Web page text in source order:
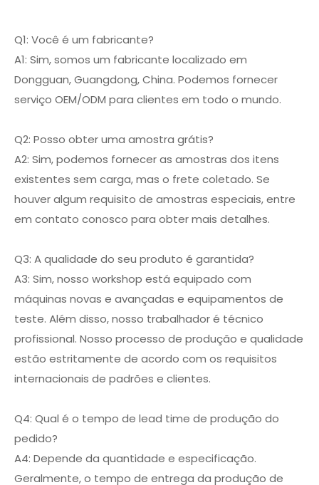
Q1: Você é um fabricante?
A1: Sim, somos um fabricante localizado em
Dongguan, Guangdong, China. Podemos fornecer
serviço OEM/ODM para clientes em todo o mundo.
Q2: Posso obter uma amostra grátis?
A2: Sim, podemos fornecer as amostras dos itens
existentes sem carga, mas o frete coletado. Se
houver algum requisito de amostras especiais, entre
em contato conosco para obter mais detalhes.
Q3: A qualidade do seu produto é garantida?
A3: Sim, nosso workshop está equipado com
máquinas novas e avançadas e equipamentos de
teste. Além disso, nosso trabalhador é técnico
profissional. Nosso processo de produção e qualidade
estão estritamente de acordo com os requisitos
internacionais de padrões e clientes.
Q4: Qual é o tempo de lead time de produção do
pedido?
A4: Depende da quantidade e especificação.
Geralmente, o tempo de entrega da produção de